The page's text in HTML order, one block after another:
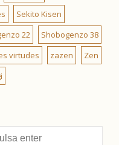
Sekito Kisen
22
Shobogenzo 38
virtudes zazen
Zen